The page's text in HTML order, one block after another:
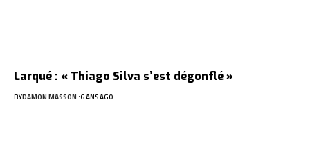
Larqué : « Thiago Silva s’est dégonflé »
BYDAMON MASSON 6 ANS AGO